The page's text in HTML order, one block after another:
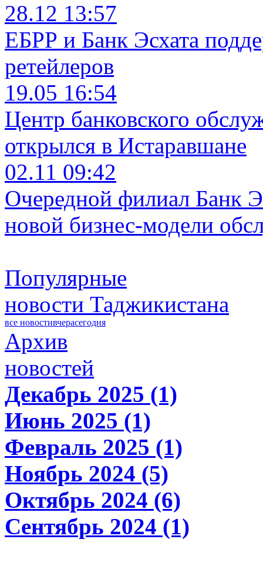
28.12 13:57
ЕБРР и Банк Эсхата
ретейлеров
19.05 16:54
Центр банковского
открылся в Истаравшане
02.11 09:42
Очередной филиал Банк
новой бизнес-модели
Популярные
новости Таджикистана
все новостивчерасегодня
Архив
новостей
Декабрь 2025 (1)
Июнь 2025 (1)
Февраль 2025 (1)
Ноябрь 2024 (5)
Октябрь 2024 (6)
Сентябрь 2024 (1)